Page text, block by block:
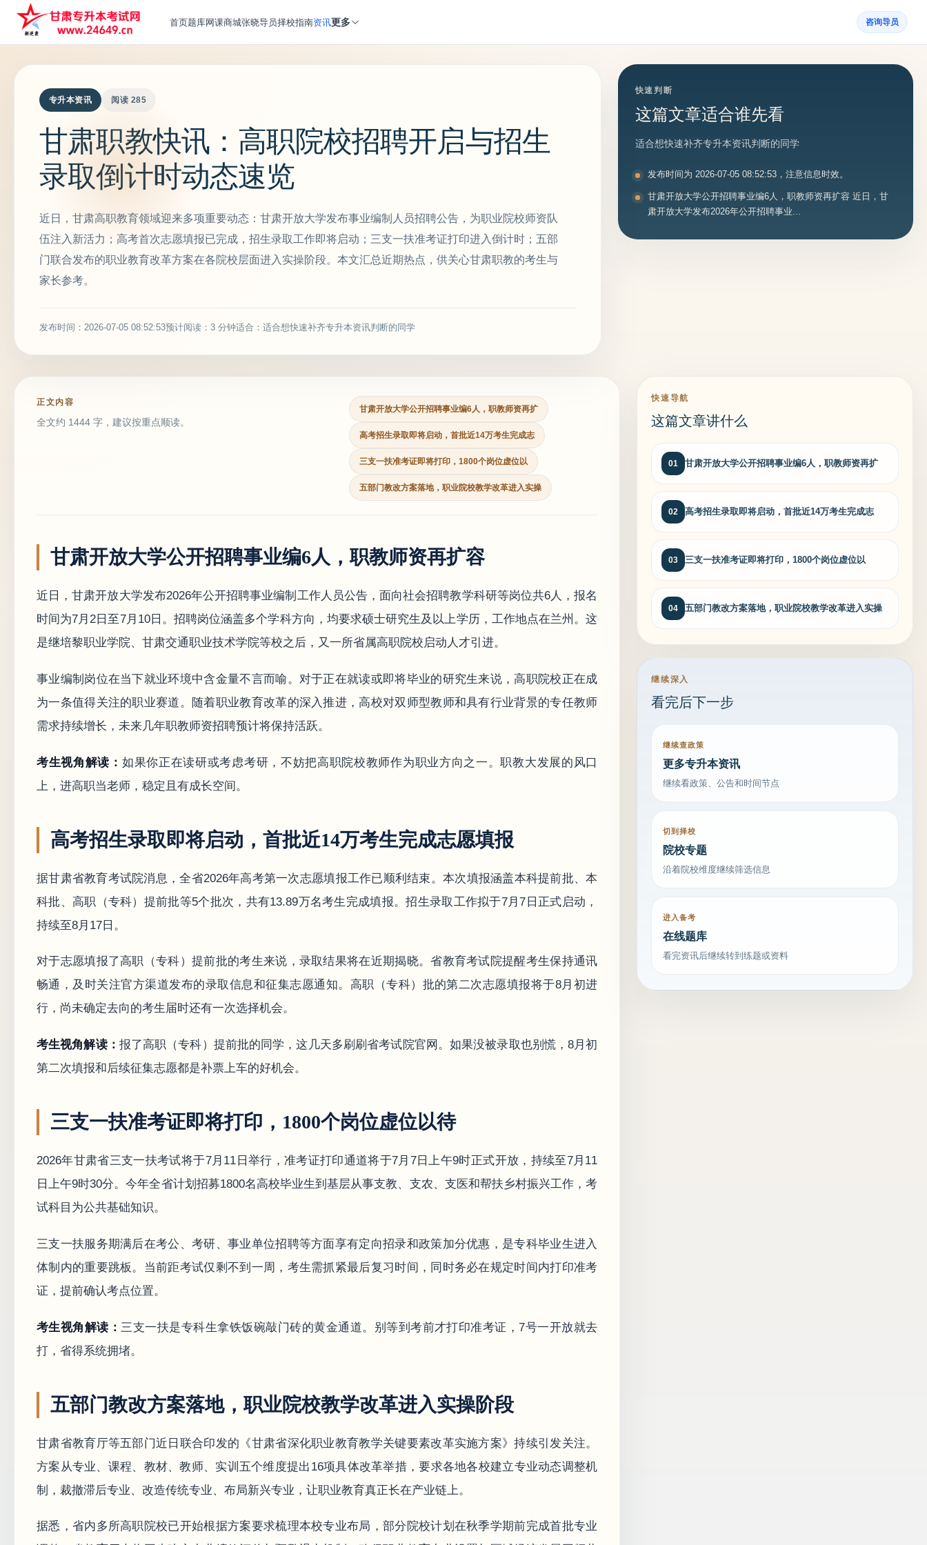
首页题库网课商城张晓导员择校指南资讯更多 咨询导员
专升本资讯 阅读 285
甘肃职教快讯：高职院校招聘开启与招生
录取倒计时动态速览
近日，甘肃高职教育领域迎来多项重要动态：甘肃开放大学发布事业编制人员招聘公告，为职业院校师资队
伍注入新活力；高考首次志愿填报已完成，招生录取工作即将启动；三支一扶准考证打印进入倒计时；五部
门联合发布的职业教育改革方案在各院校层面进入实操阶段。本文汇总近期热点，供关心甘肃职教的考生与
家长参考。
发布时间：2026-07-05 08:52:53预计阅读：3 分钟适合：适合想快速补齐专升本资讯判断的同学
快速判断
这篇文章适合谁先看
适合想快速补齐专升本资讯判断的同学
发布时间为 2026-07-05 08:52:53，注意信息时效。
甘肃开放大学公开招聘事业编6人，职教师资再扩容 近日，甘
肃开放大学发布2026年公开招聘事业...
正文内容
全文约 1444 字，建议按重点顺读。
甘肃开放大学公开招聘事业编6人，职教师资再扩
高考招生录取即将启动，首批近14万考生完成志
三支一扶准考证即将打印，1800个岗位虚位以
五部门教改方案落地，职业院校教学改革进入实操
甘肃开放大学公开招聘事业编6人，职教师资再扩容
近日，甘肃开放大学发布2026年公开招聘事业编制工作人员公告，面向社会招聘教学科研等岗位共6人，报名
时间为7月2日至7月10日。招聘岗位涵盖多个学科方向，均要求硕士研究生及以上学历，工作地点在兰州。这
是继培黎职业学院、甘肃交通职业技术学院等校之后，又一所省属高职院校启动人才引进。
事业编制岗位在当下就业环境中含金量不言而喻。对于正在就读或即将毕业的研究生来说，高职院校正在成
为一条值得关注的职业赛道。随着职业教育改革的深入推进，高校对双师型教师和具有行业背景的专任教师
需求持续增长，未来几年职教师资招聘预计将保持活跃。
考生视角解读： 如果你正在读研或考虑考研，不妨把高职院校教师作为职业方向之一。职教大发展的风口
上，进高职当老师，稳定且有成长空间。
高考招生录取即将启动，首批近14万考生完成志愿填报
据甘肃省教育考试院消息，全省2026年高考第一次志愿填报工作已顺利结束。本次填报涵盖本科提前批、本
科批、高职（专科）提前批等5个批次，共有13.89万名考生完成填报。招生录取工作拟于7月7日正式启动，
持续至8月17日。
对于志愿填报了高职（专科）提前批的考生来说，录取结果将在近期揭晓。省教育考试院提醒考生保持通讯
畅通，及时关注官方渠道发布的录取信息和征集志愿通知。高职（专科）批的第二次志愿填报将于8月初进
行，尚未确定去向的考生届时还有一次选择机会。
考生视角解读： 报了高职（专科）提前批的同学，这几天多刷刷省考试院官网。如果没被录取也别慌，8月初
第二次填报和后续征集志愿都是补票上车的好机会。
三支一扶准考证即将打印，1800个岗位虚位以待
2026年甘肃省三支一扶考试将于7月11日举行，准考证打印通道将于7月7日上午9时正式开放，持续至7月11
日上午9时30分。今年全省计划招募1800名高校毕业生到基层从事支教、支农、支医和帮扶乡村振兴工作，考
试科目为公共基础知识。
三支一扶服务期满后在考公、考研、事业单位招聘等方面享有定向招录和政策加分优惠，是专科毕业生进入
体制内的重要跳板。当前距考试仅剩不到一周，考生需抓紧最后复习时间，同时务必在规定时间内打印准考
证，提前确认考点位置。
考生视角解读： 三支一扶是专科生拿铁饭碗敲门砖的黄金通道。别等到考前才打印准考证，7号一开放就去
打，省得系统拥堵。
五部门教改方案落地，职业院校教学改革进入实操阶段
甘肃省教育厅等五部门近日联合印发的《甘肃省深化职业教育教学关键要素改革实施方案》持续引发关注。
方案从专业、课程、教材、教师、实训五个维度提出16项具体改革举措，要求各地各校建立专业动态调整机
制，裁撤滞后专业、改造传统专业、布局新兴专业，让职业教育真正长在产业链上。
据悉，省内多所高职院校已开始根据方案要求梳理本校专业布局，部分院校计划在秋季学期前完成首批专业
快速导航
这篇文章讲什么
01 甘肃开放大学公开招聘事业编6人，职教师资再扩
02 高考招生录取即将启动，首批近14万考生完成志
03 三支一扶准考证即将打印，1800个岗位虚位以
04 五部门教改方案落地，职业院校教学改革进入实操
继续深入
看完后下一步
继续查政策
更多专升本资讯
继续看政策、公告和时间节点
切到择校
院校专题
沿着院校维度继续筛选信息
进入备考
在线题库
看完资讯后继续转到练题或资料